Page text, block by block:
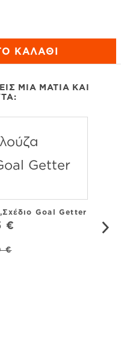
με φοίνικες ποσότητα
ΚΑΛΆΘΙ
ΜΙΑ ΜΑΤΙΆ ΚΑΙ
Goal Getter
€
€